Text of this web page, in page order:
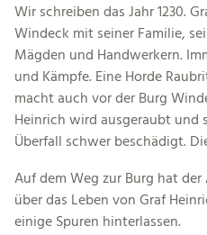
Wir schreiben das Jahr 1230.
Windeck mit seiner Familie,
Mägden und Handwerkern.
und Kämpfe. Eine Horde
macht auch vor der Burg
Heinrich wird ausgeraubt und
Überfall schwer beschädigt.
Auf dem Weg zur Burg hat
über das Leben von Graf
einige Spuren hinterlassen.